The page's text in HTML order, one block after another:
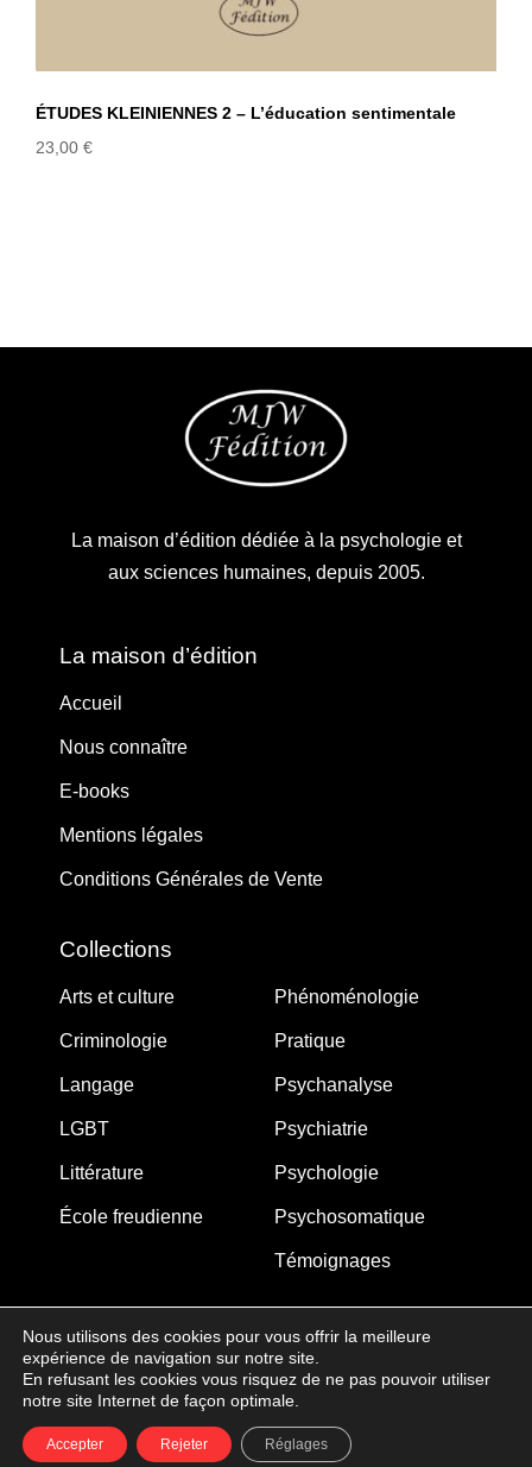
ÉTUDES KLEINIENNES 2 – L’éducation sentimentale
23,00 €
La maison d’édition dédiée à la psychologie et
aux sciences humaines, depuis 2005.
La maison d’édition
Accueil
Nous connaître
E-books
Mentions légales
Conditions Générales de Vente
Collections
Arts et culture
Criminologie
Langage
LGBT
Littérature
École freudienne
Phénoménologie
Pratique
Psychanalyse
Psychiatrie
Psychologie
Psychosomatique
Témoignages
MJW-FEDITION.COM © 2005-2025 – La Gouberdière
14710 Saint-Martin de Blagny
Nous utilisons des cookies pour vous offrir la meilleure
expérience de navigation sur notre site.
En refusant les cookies vous risquez de ne pas pouvoir utiliser
notre site Internet de façon optimale.
Accepter Rejeter Réglages